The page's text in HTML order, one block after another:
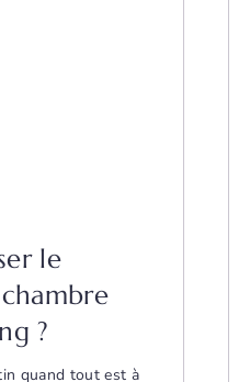
le
?
quand tout est à